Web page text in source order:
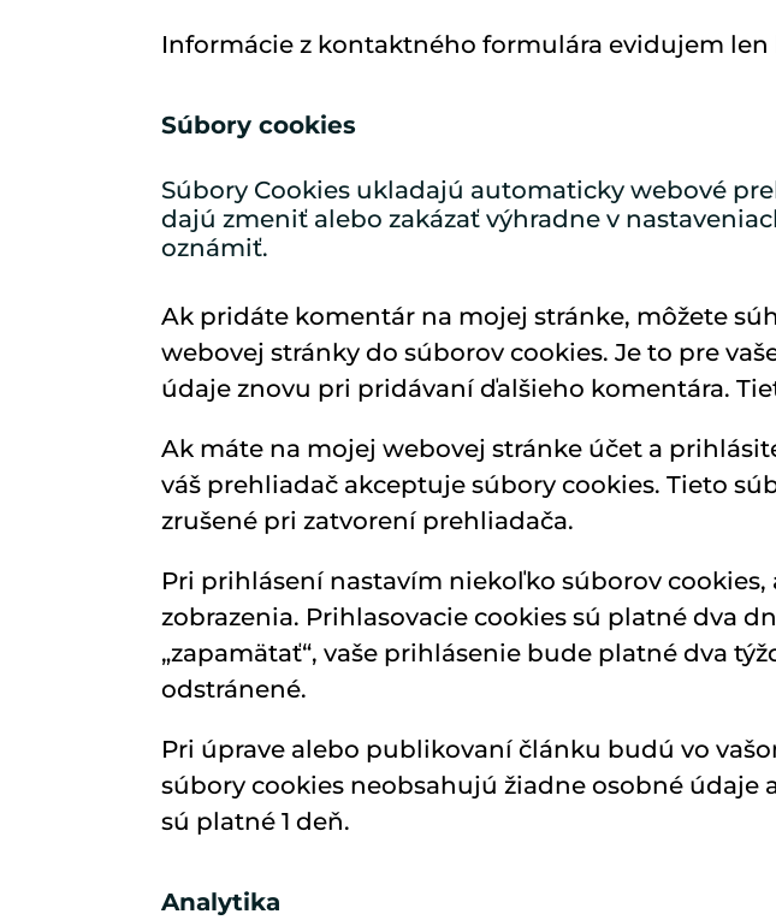
Informácie z kontaktného formulára evidujem len
Súbory cookies
Súbory Cookies ukladajú automaticky webové
dajú zmeniť alebo zakázať výhradne v
oznámiť.
Ak pridáte komentár na mojej stránke, môžete
webovej stránky do súborov cookies. Je to pre
údaje znovu pri pridávaní ďalšieho komentára.
Ak máte na mojej webovej stránke účet a
váš prehliadač akceptuje súbory cookies. Tieto
zrušené pri zatvorení prehliadača.
Pri prihlásení nastavím niekoľko súborov
zobrazenia. Prihlasovacie cookies sú platné dva
„zapamätať“, vaše prihlásenie bude platné dva
odstránené.
Pri úprave alebo publikovaní článku budú vo
súbory cookies neobsahujú žiadne osobné údaje
sú platné 1 deň.
Analytika